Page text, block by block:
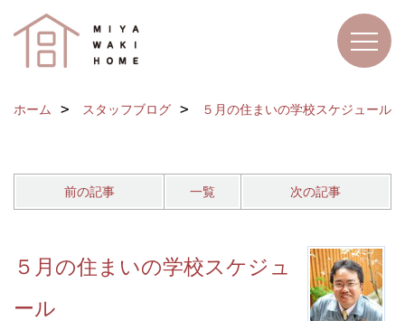
ホーム スタッフブログ ５月の住まいの学校スケジュール
前の記事 一覧 次の記事
５月の住まいの学校スケジュ
ール